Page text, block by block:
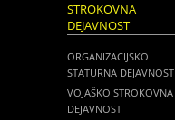
STROKOVNA
DEJAVNOST
ORGANIZACIJSKO
STATURNA DEJAVNOST
VOJAŠKO STROKOVNA
DEJAVNOST